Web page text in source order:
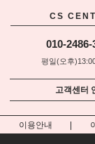
CS
010-2486-
평일(오후
고객센터
이용안내